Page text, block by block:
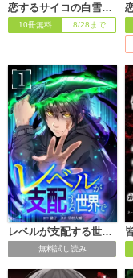
恋するサイコの白雪くん
10冊無料 8/28まで
レベルが支配する世界で【単行本版】
無料試し読み